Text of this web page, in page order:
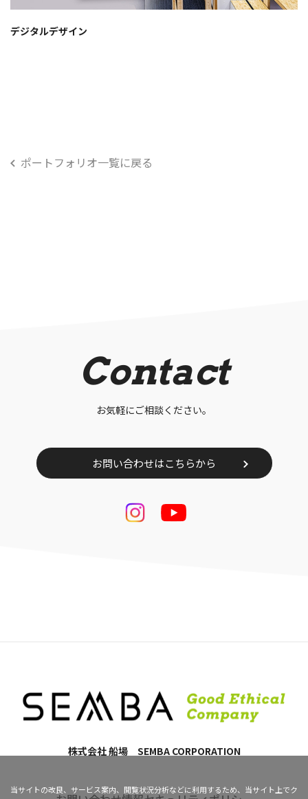
デジタルデザイン
ポートフォリオ一覧に戻る
当サイトの改良、サービス案内、閲覧状況分析などに利用するため、当サイト上でク
Contact
お気軽にご相談ください。
お問い合わせはこちらから
株式会社 船場 SEMBA CORPORATION